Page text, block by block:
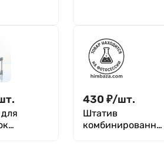
мм
430 ₽/шт.
Штатив
комбинированны